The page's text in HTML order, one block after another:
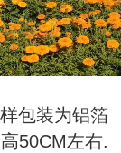
包装为铝箔
50CM左右.